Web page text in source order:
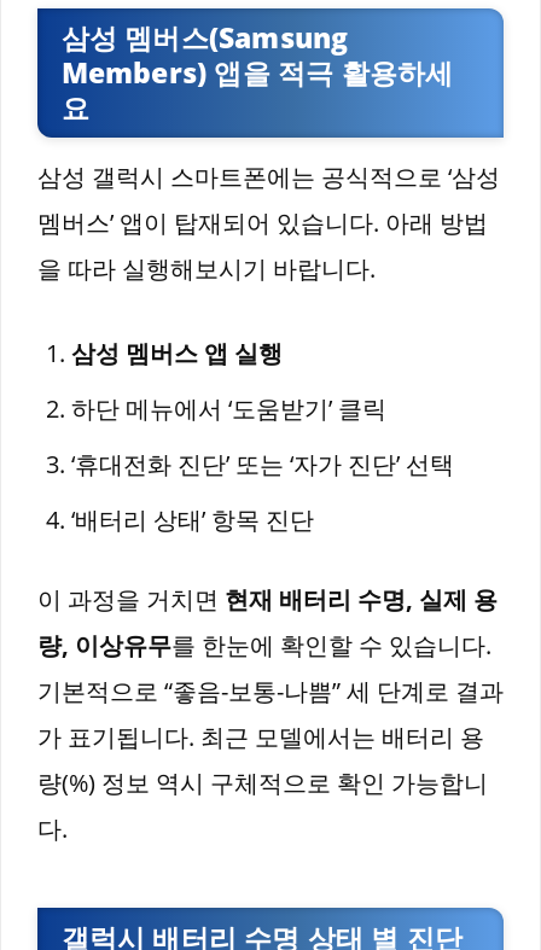
삼성 멤버스(Samsung
Members) 앱을 적극 활용하세
요
삼성 갤럭시 스마트폰에는 공식적으로 ‘삼성
멤버스’ 앱이 탑재되어 있습니다. 아래 방법
을 따라 실행해보시기 바랍니다.
삼성 멤버스 앱 실행
하단 메뉴에서 ‘도움받기’ 클릭
‘휴대전화 진단’ 또는 ‘자가 진단’ 선택
‘배터리 상태’ 항목 진단
이 과정을 거치면 현재 배터리 수명, 실제 용
량, 이상유무를 한눈에 확인할 수 있습니다.
기본적으로 “좋음-보통-나쁨” 세 단계로 결과
가 표기됩니다. 최근 모델에서는 배터리 용
량(%) 정보 역시 구체적으로 확인 가능합니
다.
갤럭시 배터리 수명 상태 별 진단